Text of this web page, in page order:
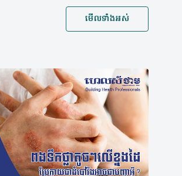
មើលទាំងអស់